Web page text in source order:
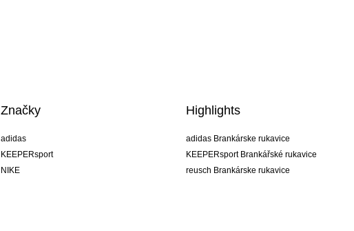
Značky
adidas
KEEPERsport
NIKE
Highlights
adidas Brankárske rukavice
KEEPERsport Brankářské rukavice
reusch Brankárske rukavice